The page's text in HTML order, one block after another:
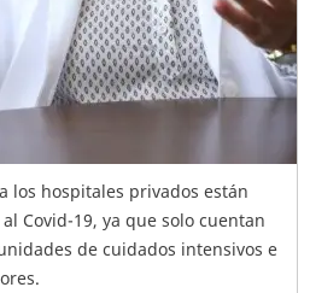
los hospitales privados están
Covid-19, ya que solo cuentan
de cuidados intensivos e